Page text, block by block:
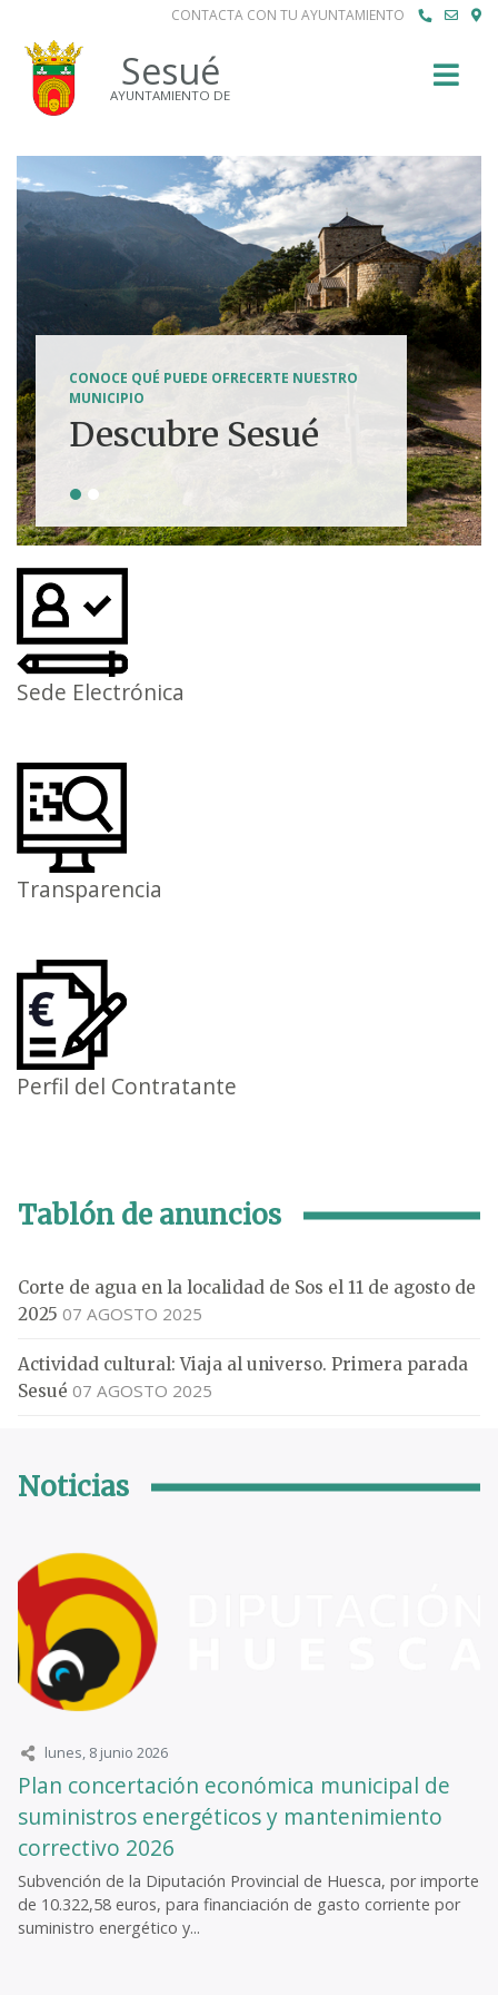
CONTACTA CON TU AYUNTAMIENTO
Sesué
AYUNTAMIENTO DE
CONOCE QUÉ PUEDE OFRECERTE NUESTRO
MUNICIPIO
Descubre Sesué
Tierra de
aventuras
Sede Electrónica
Transparencia
Perfil del Contratante
Tablón de anuncios
Corte de agua en la localidad de Sos el 11 de agosto de
2025 07 AGOSTO 2025
Actividad cultural: Viaja al universo. Primera parada
Sesué 07 AGOSTO 2025
Noticias
lunes, 8 junio 2026
Plan concertación económica municipal de
suministros energéticos y mantenimiento
correctivo 2026
Subvención de la Diputación Provincial de Huesca, por importe
de 10.322,58 euros, para financiación de gasto corriente por
suministro energético y...